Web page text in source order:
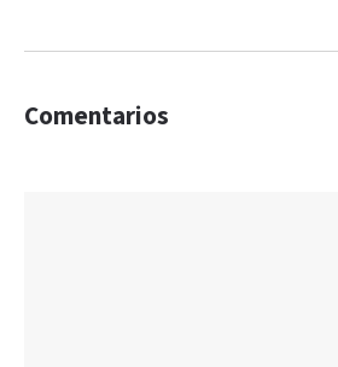
Comentarios